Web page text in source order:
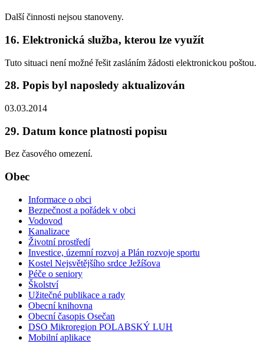
Další činnosti nejsou stanoveny.
16. Elektronická služba, kterou lze využít
Tuto situaci není možné řešit zasláním žádosti elektronickou poštou.
28. Popis byl naposledy aktualizován
03.03.2014
29. Datum konce platnosti popisu
Bez časového omezení.
Obec
Informace o obci
Bezpečnost a pořádek v obci
Vodovod
Kanalizace
Životní prostředí
Investice, územní rozvoj a Plán rozvoje sportu
Kostel Nejsvětějšího srdce Ježíšova
Péče o seniory
Školství
Užitečné publikace a rady
Obecní knihovna
Obecní časopis Osečan
DSO Mikroregion POLABSKÝ LUH
Mobilní aplikace